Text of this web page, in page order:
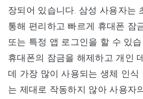
장되어 있습니다. 삼성 사용자는
통해 편리하고 빠르게 휴대폰 잠
또는 특정 앱 로그인을 할 수 있
휴대폰의 잠금을 해제하고 개인
데 가장 많이 사용되는 생체 인식
는 제대로 작동하지 않아 사용자